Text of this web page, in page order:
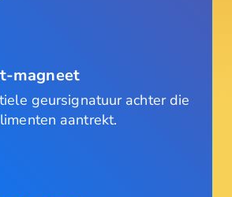
magneet
geursignatuur achter die
aantrekt.